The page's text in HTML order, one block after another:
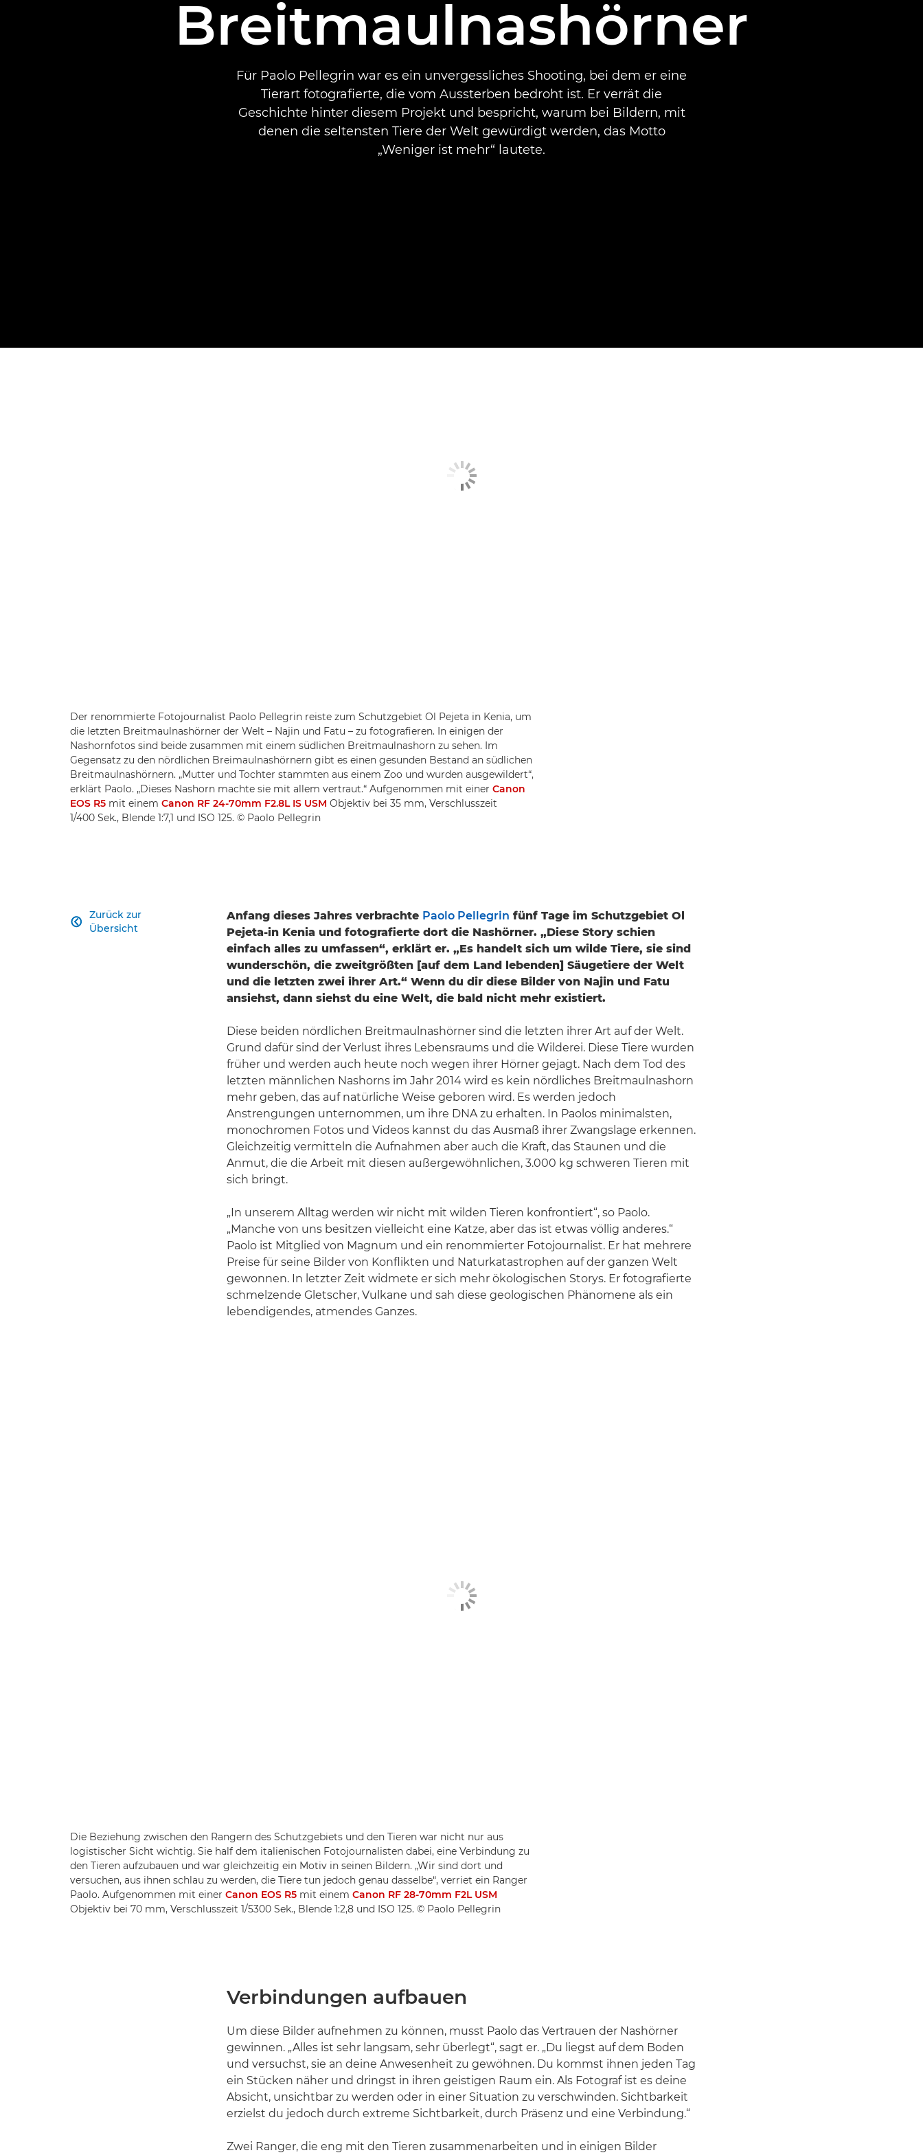
Breitmaulnashörner
Für Paolo Pellegrin war es ein unvergessliches Shooting, bei dem er eine
Tierart fotografierte, die vom Aussterben bedroht ist. Er verrät die
Geschichte hinter diesem Projekt und bespricht, warum bei Bildern, mit
denen die seltensten Tiere der Welt gewürdigt werden, das Motto
„Weniger ist mehr“ lautete.
Der renommierte Fotojournalist Paolo Pellegrin reiste zum Schutzgebiet Ol Pejeta in Kenia, um
die letzten Breitmaulnashörner der Welt – Najin und Fatu – zu fotografieren. In einigen der
Nashornfotos sind beide zusammen mit einem südlichen Breitmaulnashorn zu sehen. Im
Gegensatz zu den nördlichen Breimaulnashörnern gibt es einen gesunden Bestand an südlichen
Breitmaulnashörnern. „Mutter und Tochter stammten aus einem Zoo und wurden ausgewildert“,
erklärt Paolo. „Dieses Nashorn machte sie mit allem vertraut.“ Aufgenommen mit einer Canon
EOS R5 mit einem Canon RF 24-70mm F2.8L IS USM Objektiv bei 35 mm, Verschlusszeit
1/400 Sek., Blende 1:7,1 und ISO 125. © Paolo Pellegrin
Zurück zur
Übersicht
 Anfang dieses Jahres verbrachte Paolo Pellegrin fünf Tage im Schutzgebiet Ol
Pejeta-in Kenia und fotografierte dort die Nashörner. „Diese Story schien
einfach alles zu umfassen“, erklärt er. „Es handelt sich um wilde Tiere, sie sind
wunderschön, die zweitgrößten [auf dem Land lebenden] Säugetiere der Welt
und die letzten zwei ihrer Art.“ Wenn du dir diese Bilder von Najin und Fatu
ansiehst, dann siehst du eine Welt, die bald nicht mehr existiert.
Diese beiden nördlichen Breitmaulnashörner sind die letzten ihrer Art auf der Welt.
Grund dafür sind der Verlust ihres Lebensraums und die Wilderei. Diese Tiere wurden
früher und werden auch heute noch wegen ihrer Hörner gejagt. Nach dem Tod des
letzten männlichen Nashorns im Jahr 2014 wird es kein nördliches Breitmaulnashorn
mehr geben, das auf natürliche Weise geboren wird. Es werden jedoch
Anstrengungen unternommen, um ihre DNA zu erhalten. In Paolos minimalsten,
monochromen Fotos und Videos kannst du das Ausmaß ihrer Zwangslage erkennen.
Gleichzeitig vermitteln die Aufnahmen aber auch die Kraft, das Staunen und die
Anmut, die die Arbeit mit diesen außergewöhnlichen, 3.000 kg schweren Tieren mit
sich bringt.
„In unserem Alltag werden wir nicht mit wilden Tieren konfrontiert“, so Paolo.
„Manche von uns besitzen vielleicht eine Katze, aber das ist etwas völlig anderes.“
Paolo ist Mitglied von Magnum und ein renommierter Fotojournalist. Er hat mehrere
Preise für seine Bilder von Konflikten und Naturkatastrophen auf der ganzen Welt
gewonnen. In letzter Zeit widmete er sich mehr ökologischen Storys. Er fotografierte
schmelzende Gletscher, Vulkane und sah diese geologischen Phänomene als ein
lebendigendes, atmendes Ganzes.
Die Beziehung zwischen den Rangern des Schutzgebiets und den Tieren war nicht nur aus
logistischer Sicht wichtig. Sie half dem italienischen Fotojournalisten dabei, eine Verbindung zu
den Tieren aufzubauen und war gleichzeitig ein Motiv in seinen Bildern. „Wir sind dort und
versuchen, aus ihnen schlau zu werden, die Tiere tun jedoch genau dasselbe“, verriet ein Ranger
Paolo. Aufgenommen mit einer Canon EOS R5 mit einem Canon RF 28-70mm F2L USM
Objektiv bei 70 mm, Verschlusszeit 1/5300 Sek., Blende 1:2,8 und ISO 125. © Paolo Pellegrin
Verbindungen aufbauen
Um diese Bilder aufnehmen zu können, musst Paolo das Vertrauen der Nashörner
gewinnen. „Alles ist sehr langsam, sehr überlegt“, sagt er. „Du liegst auf dem Boden
und versuchst, sie an deine Anwesenheit zu gewöhnen. Du kommst ihnen jeden Tag
ein Stücken näher und dringst in ihren geistigen Raum ein. Als Fotograf ist es deine
Absicht, unsichtbar zu werden oder in einer Situation zu verschwinden. Sichtbarkeit
erzielst du jedoch durch extreme Sichtbarkeit, durch Präsenz und eine Verbindung.“
Zwei Ranger, die eng mit den Tieren zusammenarbeiten und in einigen Bilder